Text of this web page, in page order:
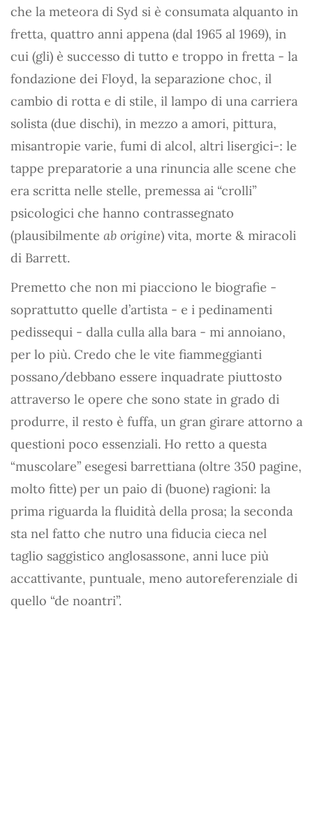
che la meteora di Syd si è consumata alquanto in
fretta, quattro anni appena (dal 1965 al 1969), in
cui (gli) è successo di tutto e troppo in fretta - la
fondazione dei Floyd, la separazione choc, il
cambio di rotta e di stile, il lampo di una carriera
solista (due dischi), in mezzo a amori, pittura,
misantropie varie, fumi di alcol, altri lisergici-: le
tappe preparatorie a una rinuncia alle scene che
era scritta nelle stelle, premessa ai “crolli”
psicologici che hanno contrassegnato
(plausibilmente ab origine) vita, morte & miracoli
di Barrett.
Premetto che non mi piacciono le biografie -
soprattutto quelle d’artista - e i pedinamenti
pedissequi - dalla culla alla bara - mi annoiano,
per lo più. Credo che le vite fiammeggianti
possano/debbano essere inquadrate piuttosto
attraverso le opere che sono state in grado di
produrre, il resto è fuffa, un gran girare attorno a
questioni poco essenziali. Ho retto a questa
“muscolare” esegesi barrettiana (oltre 350 pagine,
molto fitte) per un paio di (buone) ragioni: la
prima riguarda la fluidità della prosa; la seconda
sta nel fatto che nutro una fiducia cieca nel
taglio saggistico anglosassone, anni luce più
accattivante, puntuale, meno autoreferenziale di
quello “de noantri”.